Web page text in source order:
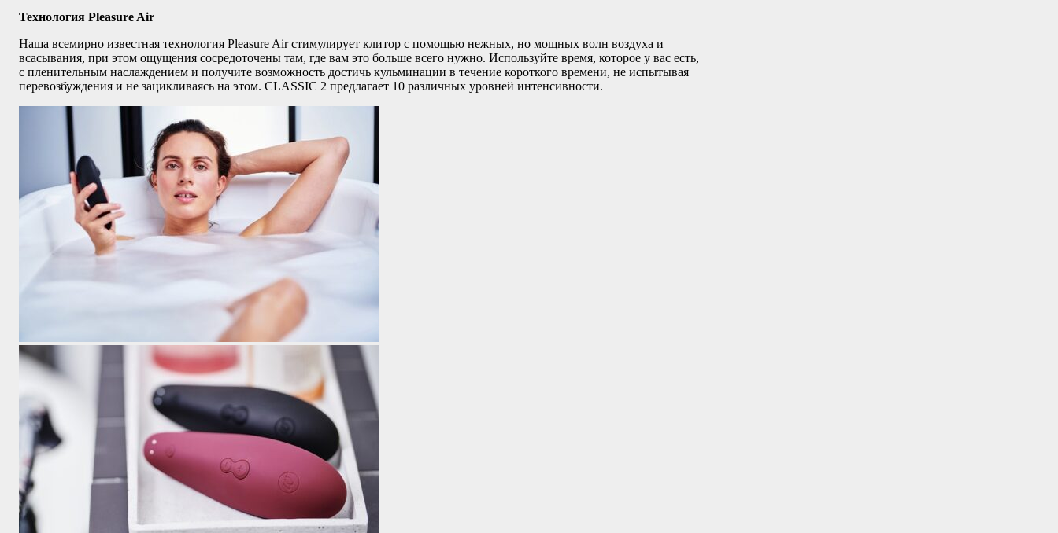
Технология Pleasure Air
Наша всемирно известная технология Pleasure Air стимулирует клитор с помощью нежных, но мощных волн воздуха и
всасывания, при этом ощущения сосредоточены там, где вам это больше всего нужно. Используйте время, которое у вас есть,
с пленительным наслаждением и получите возможность достичь кульминации в течение короткого времени, не испытывая
перевозбуждения и не зацикливаясь на этом. CLASSIC 2 предлагает 10 различных уровней интенсивности.